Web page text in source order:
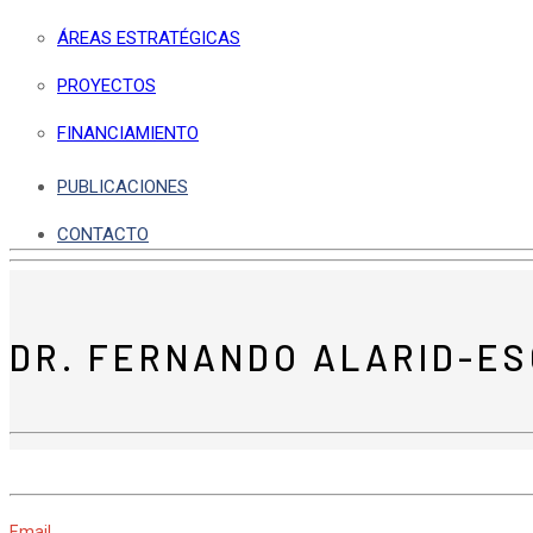
ÁREAS ESTRATÉGICAS
PROYECTOS
FINANCIAMIENTO
PUBLICACIONES
CONTACTO
DR. FERNANDO ALARID-